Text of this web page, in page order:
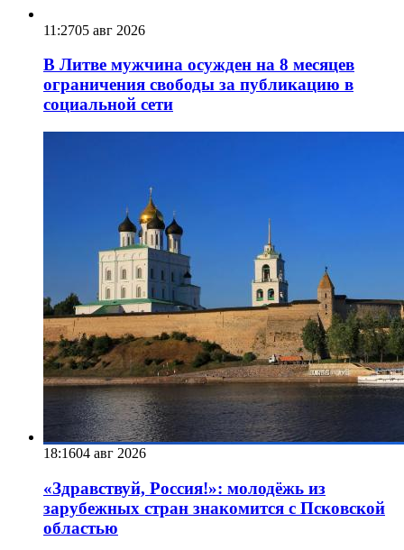
11:2705 авг 2026
В Литве мужчина осужден на 8 месяцев
ограничения свободы за публикацию в
социальной сети
18:1604 авг 2026
«Здравствуй, Россия!»: молодёжь из
зарубежных стран знакомится с Псковской
областью